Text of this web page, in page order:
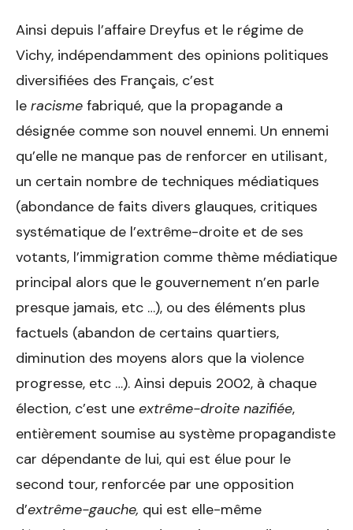
Ainsi depuis l’affaire Dreyfus et le régime de
Vichy, indépendamment des opinions politiques
diversifiées des Français, c’est
le racisme fabriqué, que la propagande a
désignée comme son nouvel ennemi. Un ennemi
qu’elle ne manque pas de renforcer en utilisant,
un certain nombre de techniques médiatiques
(abondance de faits divers glauques, critiques
systématique de l’extrême-droite et de ses
votants, l’immigration comme thème médiatique
principal alors que le gouvernement n’en parle
presque jamais, etc …), ou des éléments plus
factuels (abandon de certains quartiers,
diminution des moyens alors que la violence
progresse, etc …). Ainsi depuis 2002, à chaque
élection, c’est une extrême-droite nazifiée,
entièrement soumise au système propagandiste
car dépendante de lui, qui est élue pour le
second tour, renforcée par une opposition
d’extrême-gauche, qui est elle-même